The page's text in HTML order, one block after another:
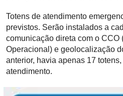
Totens de atendimento
previstos. Serão instalados a
comunicação direta com o CCO
Operacional) e geolocalização
anterior, havia apenas 17
atendimento.